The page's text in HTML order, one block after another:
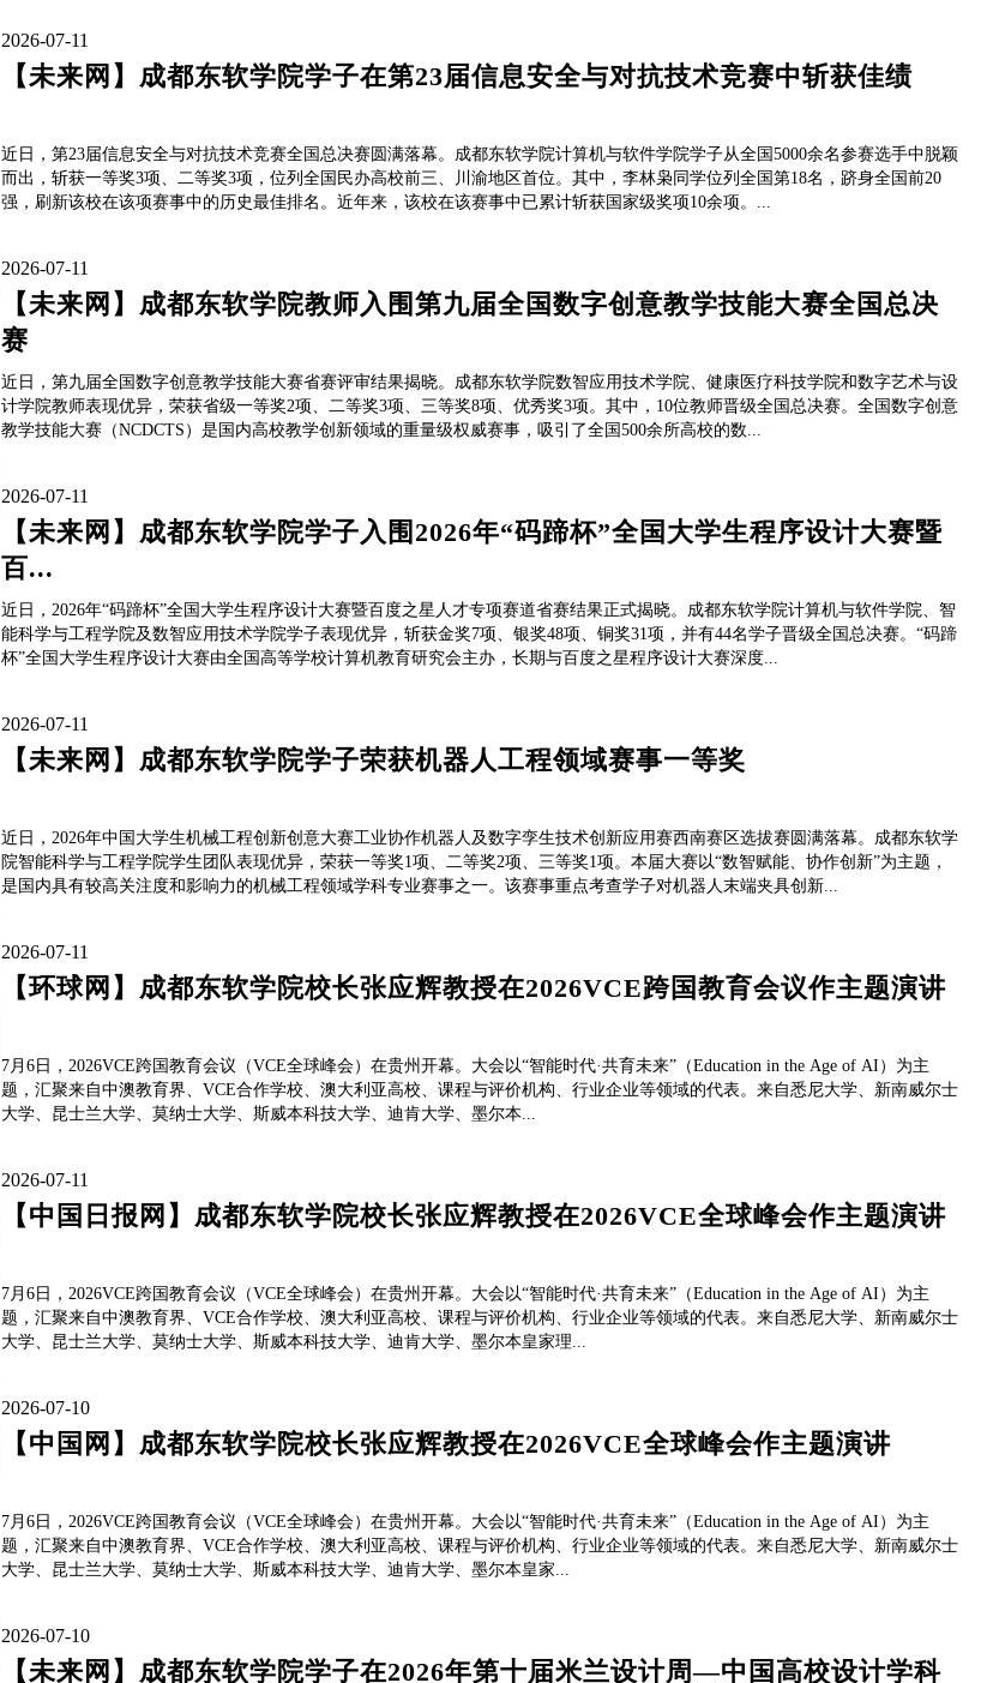
2026-07-11
【未来网】成都东软学院学子在第23届信息安全与对抗技术竞赛中斩获佳绩
近日，第23届信息安全与对抗技术竞赛全国总决赛圆满落幕。成都东软学院计算机与软件学院学子从全国5000余名参赛选手中脱颖
而出，斩获一等奖3项、二等奖3项，位列全国民办高校前三、川渝地区首位。其中，李林枭同学位列全国第18名，跻身全国前20
强，刷新该校在该项赛事中的历史最佳排名。近年来，该校在该赛事中已累计斩获国家级奖项10余项。...
2026-07-11
【未来网】成都东软学院教师入围第九届全国数字创意教学技能大赛全国总决
赛
近日，第九届全国数字创意教学技能大赛省赛评审结果揭晓。成都东软学院数智应用技术学院、健康医疗科技学院和数字艺术与设
计学院教师表现优异，荣获省级一等奖2项、二等奖3项、三等奖8项、优秀奖3项。其中，10位教师晋级全国总决赛。全国数字创意
教学技能大赛（NCDCTS）是国内高校教学创新领域的重量级权威赛事，吸引了全国500余所高校的数...
2026-07-11
【未来网】成都东软学院学子入围2026年“码蹄杯”全国大学生程序设计大赛暨
百...
近日，2026年“码蹄杯”全国大学生程序设计大赛暨百度之星人才专项赛道省赛结果正式揭晓。成都东软学院计算机与软件学院、智
能科学与工程学院及数智应用技术学院学子表现优异，斩获金奖7项、银奖48项、铜奖31项，并有44名学子晋级全国总决赛。“码蹄
杯”全国大学生程序设计大赛由全国高等学校计算机教育研究会主办，长期与百度之星程序设计大赛深度...
2026-07-11
【未来网】成都东软学院学子荣获机器人工程领域赛事一等奖
近日，2026年中国大学生机械工程创新创意大赛工业协作机器人及数字孪生技术创新应用赛西南赛区选拔赛圆满落幕。成都东软学
院智能科学与工程学院学生团队表现优异，荣获一等奖1项、二等奖2项、三等奖1项。本届大赛以“数智赋能、协作创新”为主题，
是国内具有较高关注度和影响力的机械工程领域学科专业赛事之一。该赛事重点考查学子对机器人末端夹具创新...
2026-07-11
【环球网】成都东软学院校长张应辉教授在2026VCE跨国教育会议作主题演讲
7月6日，2026VCE跨国教育会议（VCE全球峰会）在贵州开幕。大会以“智能时代·共育未来”（Education in the Age of AI）为主
题，汇聚来自中澳教育界、VCE合作学校、澳大利亚高校、课程与评价机构、行业企业等领域的代表。来自悉尼大学、新南威尔士
大学、昆士兰大学、莫纳士大学、斯威本科技大学、迪肯大学、墨尔本...
2026-07-11
【中国日报网】成都东软学院校长张应辉教授在2026VCE全球峰会作主题演讲
7月6日，2026VCE跨国教育会议（VCE全球峰会）在贵州开幕。大会以“智能时代·共育未来”（Education in the Age of AI）为主
题，汇聚来自中澳教育界、VCE合作学校、澳大利亚高校、课程与评价机构、行业企业等领域的代表。来自悉尼大学、新南威尔士
大学、昆士兰大学、莫纳士大学、斯威本科技大学、迪肯大学、墨尔本皇家理...
2026-07-10
【中国网】成都东软学院校长张应辉教授在2026VCE全球峰会作主题演讲
7月6日，2026VCE跨国教育会议（VCE全球峰会）在贵州开幕。大会以“智能时代·共育未来”（Education in the Age of AI）为主
题，汇聚来自中澳教育界、VCE合作学校、澳大利亚高校、课程与评价机构、行业企业等领域的代表。来自悉尼大学、新南威尔士
大学、昆士兰大学、莫纳士大学、斯威本科技大学、迪肯大学、墨尔本皇家...
2026-07-10
【未来网】成都东软学院学子在2026年第十届米兰设计周—中国高校设计学科